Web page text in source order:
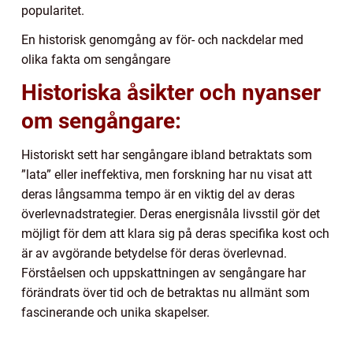
popularitet.
En historisk genomgång av för- och nackdelar med
olika fakta om sengångare
Historiska åsikter och nyanser
om sengångare:
Historiskt sett har sengångare ibland betraktats som
”lata” eller ineffektiva, men forskning har nu visat att
deras långsamma tempo är en viktig del av deras
överlevnadstrategier. Deras energisnåla livsstil gör det
möjligt för dem att klara sig på deras specifika kost och
är av avgörande betydelse för deras överlevnad.
Förståelsen och uppskattningen av sengångare har
förändrats över tid och de betraktas nu allmänt som
fascinerande och unika skapelser.